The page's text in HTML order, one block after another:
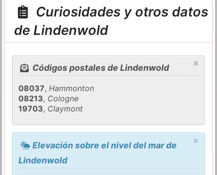
Curiosidades y otros datos
de Lindenwold
×
Códigos postales de Lindenwold
08037,Hammonton
08213, Cologne
19703, Claymont
×
Elevación sobre el nivel del mar de
Lindenwold